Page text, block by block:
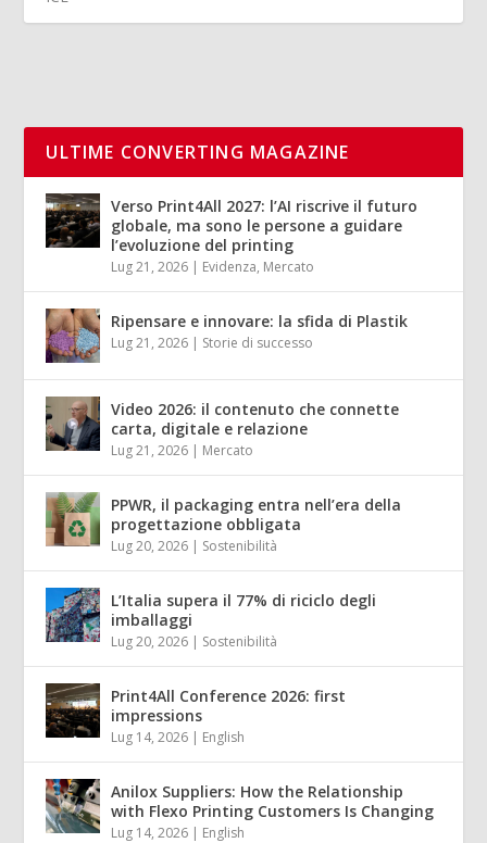
ULTIME CONVERTING MAGAZINE
Verso Print4All 2027: l’AI riscrive il futuro
globale, ma sono le persone a guidare
l’evoluzione del printing
Lug 21, 2026 | Evidenza, Mercato
Ripensare e innovare: la sfida di Plastik
Lug 21, 2026 | Storie di successo
Video 2026: il contenuto che connette
carta, digitale e relazione
Lug 21, 2026 | Mercato
PPWR, il packaging entra nell’era della
progettazione obbligata
Lug 20, 2026 | Sostenibilità
L’Italia supera il 77% di riciclo degli
imballaggi
Lug 20, 2026 | Sostenibilità
Print4All Conference 2026: first
impressions
Lug 14, 2026 | English
Anilox Suppliers: How the Relationship
with Flexo Printing Customers Is Changing
Lug 14, 2026 | English